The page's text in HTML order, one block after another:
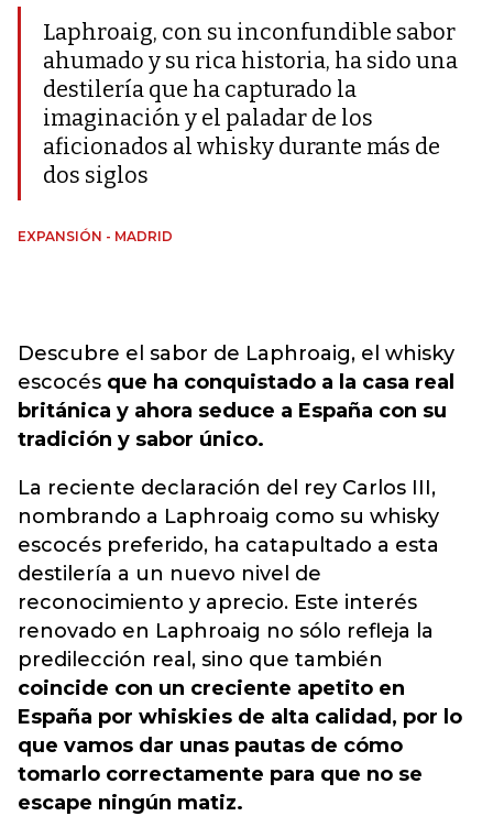
Laphroaig, con su inconfundible sabor
ahumado y su rica historia, ha sido una
destilería que ha capturado la
imaginación y el paladar de los
aficionados al whisky durante más de
dos siglos
EXPANSIÓN - MADRID
Descubre el sabor de Laphroaig, el whisky
escocés que ha conquistado a la casa real
británica y ahora seduce a España con su
tradición y sabor único.
La reciente declaración del rey Carlos III,
nombrando a Laphroaig como su whisky
escocés preferido, ha catapultado a esta
destilería a un nuevo nivel de
reconocimiento y aprecio. Este interés
renovado en Laphroaig no sólo refleja la
predilección real, sino que también
coincide con un creciente apetito en
España por whiskies de alta calidad, por lo
que vamos dar unas pautas de cómo
tomarlo correctamente para que no se
escape ningún matiz.